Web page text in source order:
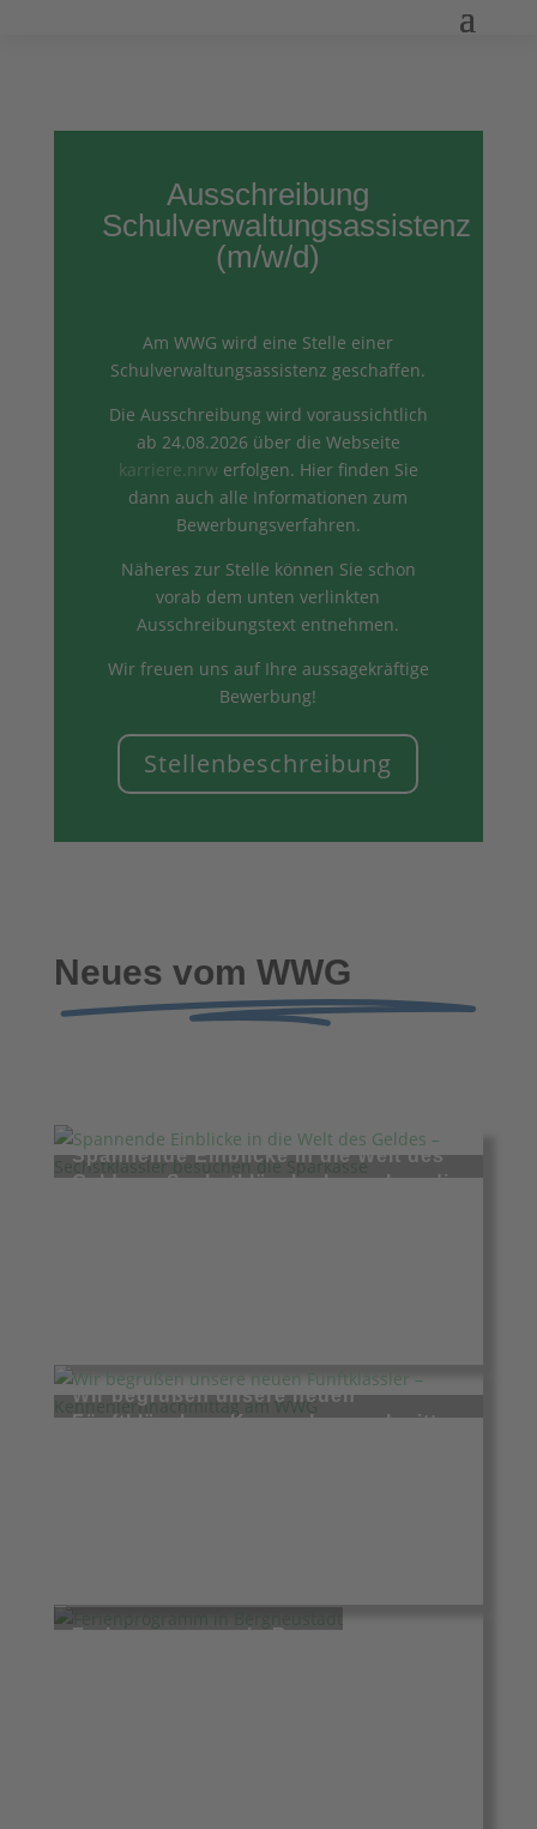
Ausschreibung
Schulverwaltungsassistenz
(m/w/d)
Am WWG wird eine Stelle einer
Schulverwaltungsassistenz geschaffen.
Die Ausschreibung wird voraussichtlich
ab 24.08.2026 über die Webseite
karriere.nrw erfolgen. Hier finden Sie
dann auch alle Informationen zum
Bewerbungsverfahren.
Näheres zur Stelle können Sie schon
vorab dem unten verlinkten
Ausschreibungstext entnehmen.
Wir freuen uns auf Ihre aussagekräftige
Bewerbung!
Stellenbeschreibung
Neues vom WWG
Spannende Einblicke in die Welt des
Geldes – Sechstklässler besuchen die
Wir begrüßen unsere neuen
Fünftklässler – Kennenlernnachmittag
Ferienprogramm in Bergneustadt